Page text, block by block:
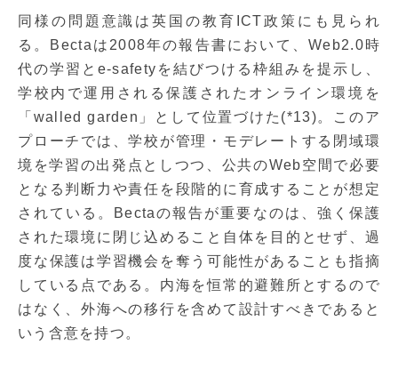
同様の問題意識は英国の教育ICT政策にも見られ
る。Bectaは2008年の報告書において、Web2.0時
代の学習とe-safetyを結びつける枠組みを提示し、
学校内で運用される保護されたオンライン環境を
「walled garden」として位置づけた(*13)。このア
プローチでは、学校が管理・モデレートする閉域環
境を学習の出発点としつつ、公共のWeb空間で必要
となる判断力や責任を段階的に育成することが想定
されている。Bectaの報告が重要なのは、強く保護
された環境に閉じ込めること自体を目的とせず、過
度な保護は学習機会を奪う可能性があることも指摘
している点である。内海を恒常的避難所とするので
はなく、外海への移行を含めて設計すべきであると
いう含意を持つ。